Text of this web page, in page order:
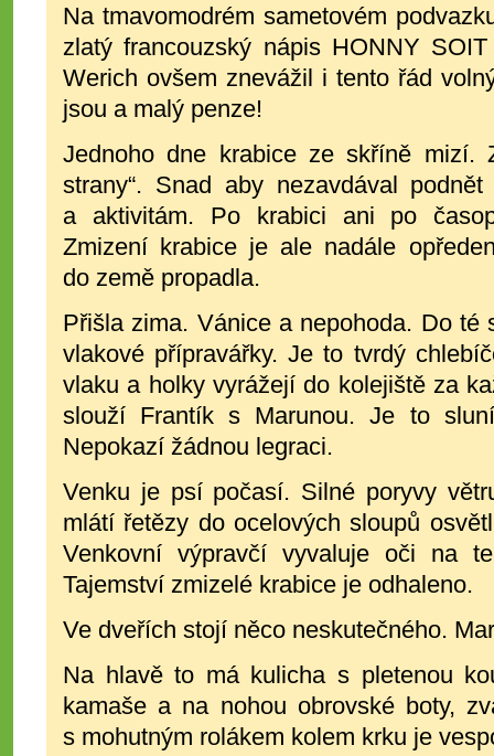
Na tmavomodrém sametovém
zlatý francouzský nápis HONNY
Werich ovšem znevážil i tento řád
jsou a malý penze!
Jednoho dne krabice ze skříně mizí.
strany“. Snad aby nezavdával
a aktivitám. Po krabici ani po
Zmizení krabice je ale nadále
do země propadla.
Přišla zima. Vánice a nepohoda. Do té
vlakové přípravářky. Je to tvrdý
vlaku a holky vyrážejí do kolejiště za
slouží Frantík s Marunou. Je to
Nepokazí žádnou legraci.
Venku je psí počasí. Silné poryvy
mlátí řetězy do ocelových sloupů
Venkovní výpravčí vyvaluje oči na
Tajemství zmizelé krabice je odhaleno.
Ve dveřích stojí něco neskutečného.
Na hlavě to má kulicha s pletenou
kamaše a na nohou obrovské boty,
s mohutným rolákem kolem krku je